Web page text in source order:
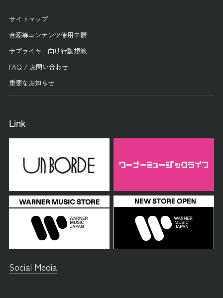
サイトマップ
音源等コンテンツ使用申請
サプライヤー向け行動規範
FAQ / お問い合わせ
重要なお知らせ
Link
Social Media